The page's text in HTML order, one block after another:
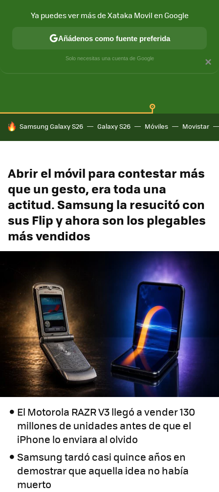
HOY SE HABLA DE
Samsung Galaxy S26 Galaxy S26 Móviles Movistar
Abrir el móvil para contestar más
que un gesto, era toda una
actitud. Samsung la resucitó con
sus Flip y ahora son los plegables
más vendidos
El Motorola RAZR V3 llegó a vender 130
millones de unidades antes de que el
iPhone lo enviara al olvido
Samsung tardó casi quince años en
demostrar que aquella idea no había
muerto
×
Ya puedes ver más de Xataka Movil en Google
Añádenos como fuente preferida
Solo necesitas una cuenta de Google